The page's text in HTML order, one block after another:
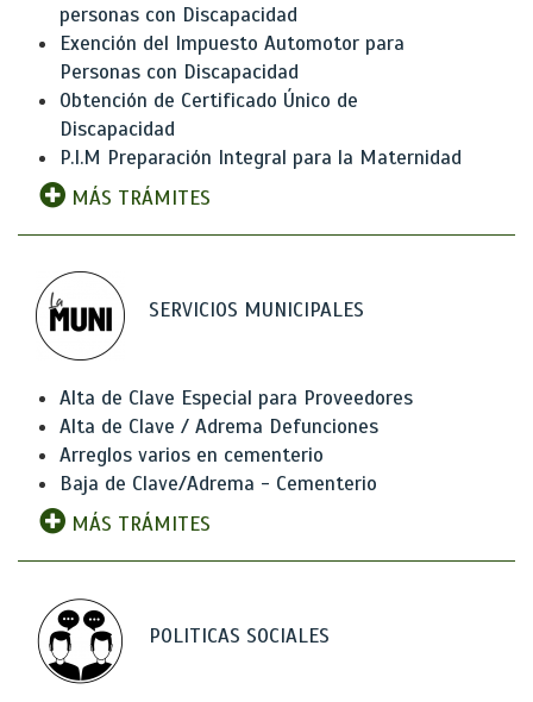
personas con Discapacidad
Exención del Impuesto Automotor para
Personas con Discapacidad
Obtención de Certificado Único de
Discapacidad
P.I.M Preparación Integral para la Maternidad
MÁS TRÁMITES
SERVICIOS MUNICIPALES
Alta de Clave Especial para Proveedores
Alta de Clave / Adrema Defunciones
Arreglos varios en cementerio
Baja de Clave/Adrema - Cementerio
MÁS TRÁMITES
POLITICAS SOCIALES